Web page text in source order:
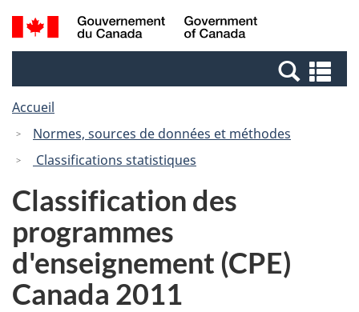
Passer
au
Passer
à
Canada
Recherche
et
et
Accueil
Normes, sources de données et méthodes
Classifications statistiques
Classification des
programmes
d'enseignement (CPE)
Canada 2011